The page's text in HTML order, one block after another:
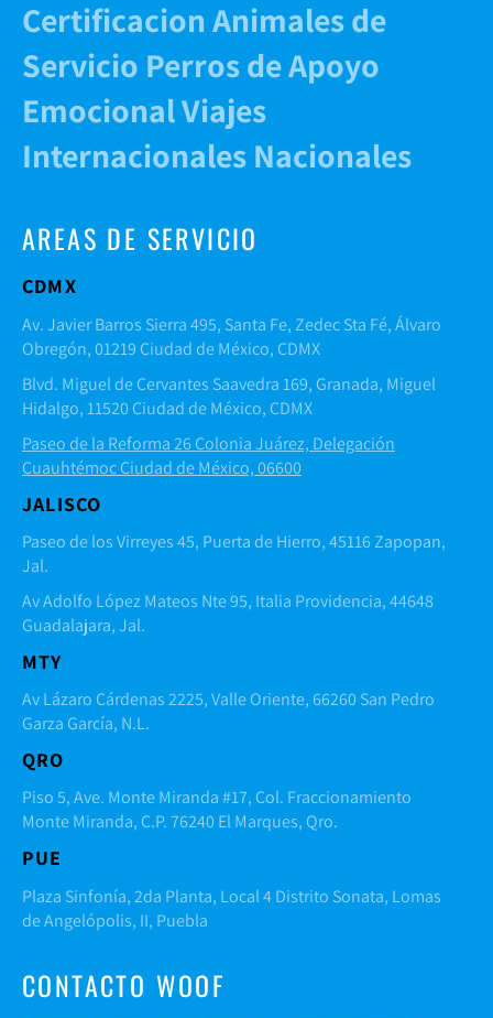
Certificacion Animales de
Servicio Perros de Apoyo
Emocional Viajes
Internacionales Nacionales
AREAS DE SERVICIO
CDMX
Av. Javier Barros Sierra 495, Santa Fe, Zedec Sta Fé, Álvaro
Obregón, 01219 Ciudad de México, CDMX
Blvd. Miguel de Cervantes Saavedra 169, Granada, Miguel
Hidalgo, 11520 Ciudad de México, CDMX
Paseo de la Reforma 26 Colonia Juárez, Delegación
Cuauhtémoc Ciudad de México, 06600
JALISCO
Paseo de los Virreyes 45, Puerta de Hierro, 45116 Zapopan,
Jal.
Av Adolfo López Mateos Nte 95, Italia Providencia, 44648
Guadalajara, Jal.
MTY
Av Lázaro Cárdenas 2225, Valle Oriente, 66260 San Pedro
Garza García, N.L.
QRO
Piso 5, Ave. Monte Miranda #17, Col. Fraccionamiento
Monte Miranda, C.P. 76240 El Marques, Qro.
PUE
Plaza Sinfonía, 2da Planta, Local 4 Distrito Sonata, Lomas
de Angelópolis, II, Puebla
CONTACTO WOOF